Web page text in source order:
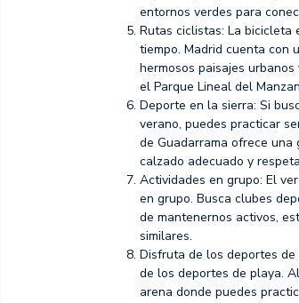
entornos verdes para
Rutas ciclistas: La bicicleta
tiempo. Madrid cuenta con
hermosos paisajes
el Parque Lineal del
Deporte en la sierra: Si
verano, puedes practicar
de Guadarrama ofrece
calzado adecuado y
Actividades en grupo: El
en grupo. Busca clubes
de mantenernos activos,
similares.
Disfruta de los deportes
de los deportes de playa.
arena donde puedes